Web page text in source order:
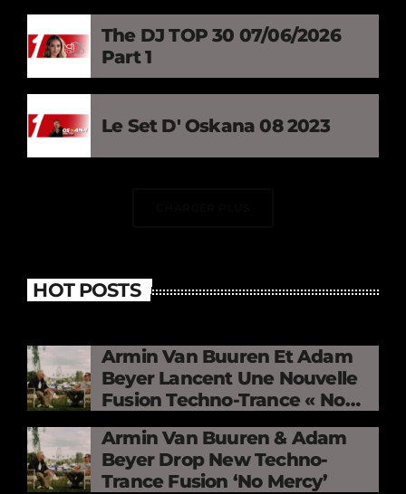
The DJ TOP 30 07/06/2026
Part 1
Le Set D' Oskana 08 2023
HOT POSTS
Armin Van Buuren Et Adam
Beyer Lancent Une Nouvelle
Fusion Techno-Trance « No
Mercy »
Armin Van Buuren & Adam
Beyer Drop New Techno-
Trance Fusion ‘No Mercy’